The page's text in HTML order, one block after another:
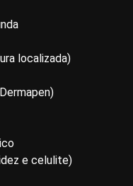
localizada)
e celulite)